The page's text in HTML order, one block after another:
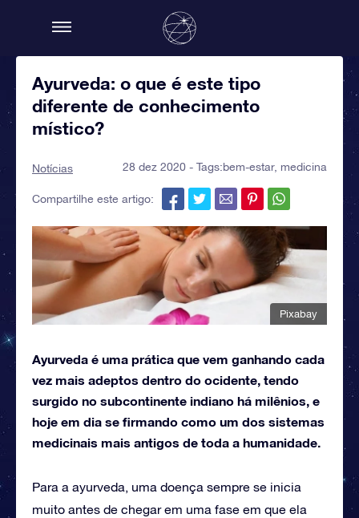
Ayurveda: o que é este tipo
diferente de conhecimento
místico?
Notícias 28 dez 2020 - Tags:bem-estar, medicina
Compartilhe este artigo:
Pixabay
Ayurveda é uma prática que vem ganhando cada
vez mais adeptos dentro do ocidente, tendo
surgido no subcontinente indiano há milênios, e
hoje em dia se firmando como um dos sistemas
medicinais mais antigos de toda a humanidade.
Para a ayurveda, uma doença sempre se inicia
muito antes de chegar em uma fase em que ela